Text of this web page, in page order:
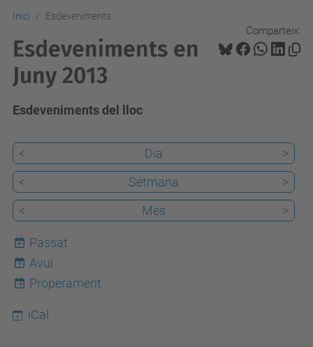
Inici Esdeveniments
Comparteix:
Esdeveniments en
Juny 2013
Esdeveniments del lloc
< Dia
>
<
Setmana
>
<
Mes >
Passat
9
Avui
Properament
iCal